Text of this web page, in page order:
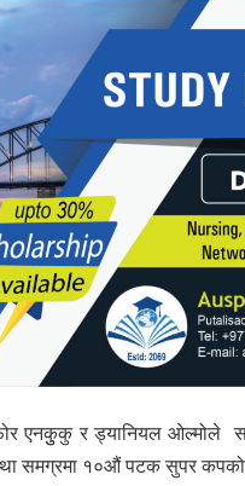
एनकुुकु र ड्यानियल ओल्मोले
समग्रमा १०औं पटक सुपर कपको